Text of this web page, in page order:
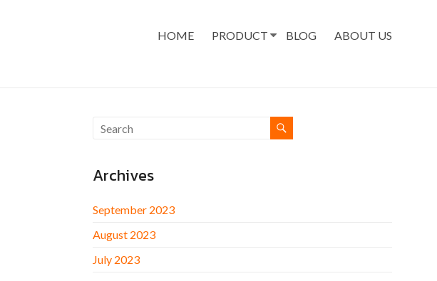
HOME PRODUCT BLOG ABOUT US
Archives
September 2023
August 2023
July 2023